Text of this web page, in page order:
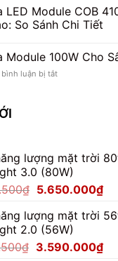
Pha
Module
100W
Sân
Mini
LED Module COB
So Sánh Chi Tiết
Module 100W Cho
luận bị tắtở
Cầu
Lông
lượng mặt trời
3.0 (80W)
₫ Giá
là:
7.062.500₫.
5.650.000₫Giá
tại
lượng mặt trời
2.0 (56W)
₫ Giá
3.590.000₫Giá